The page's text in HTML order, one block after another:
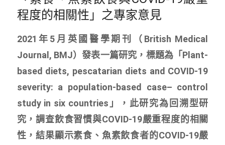
程度的相關性」之專家意見
2021年5月英國醫學期刊（British Medical
Journal, BMJ）發表一篇研究，標題為「Plant-
based diets, pescatarian diets and COVID-19
severity: a population-based case– control
study in six countries」，此研究為回溯型研
究，調查飲食習慣與COVID-19嚴重程度的相關
性，結果顯示素食、魚素飲食者的COVID-19嚴